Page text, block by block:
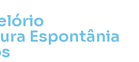
Espontânia